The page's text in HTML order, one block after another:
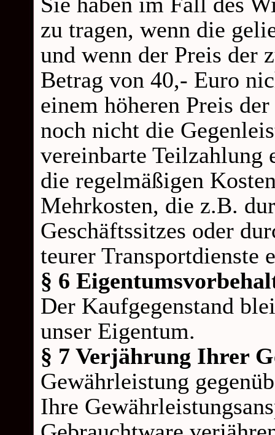
zu tragen, wenn die
und wenn der Preis der
Betrag von 40,- Euro
einem höheren Preis
noch nicht die
vereinbarte Teilzahlung
die regelmäßigen
Mehrkosten, die z.B.
Geschäftssitzes oder
teurer Transportdienste
§ 6
Der Kaufgegenstand
unser Eigentum.
§ 7 Verjährung Ihrer
Gewährleistung
Ihre